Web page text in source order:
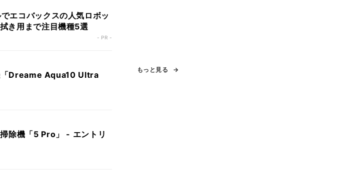
エコバックスの人気ロボッ
き用まで注目機種5選
- PR -
「Dreame Aqua10 Ultra
除機「5 Pro」 - エントリ
もっと見る